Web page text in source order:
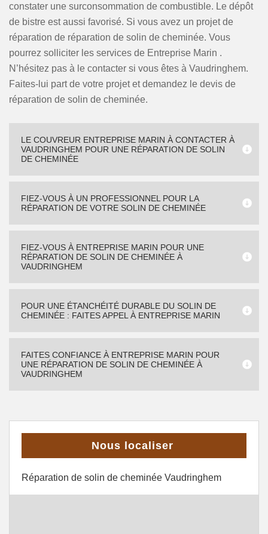
constater une surconsommation de combustible. Le dépôt
de bistre est aussi favorisé. Si vous avez un projet de
réparation de réparation de solin de cheminée. Vous
pourrez solliciter les services de Entreprise Marin .
N’hésitez pas à le contacter si vous êtes à Vaudringhem.
Faites-lui part de votre projet et demandez le devis de
réparation de solin de cheminée.
LE COUVREUR ENTREPRISE MARIN À CONTACTER À
VAUDRINGHEM POUR UNE RÉPARATION DE SOLIN
DE CHEMINÉE
FIEZ-VOUS À UN PROFESSIONNEL POUR LA
RÉPARATION DE VOTRE SOLIN DE CHEMINÉE
FIEZ-VOUS À ENTREPRISE MARIN POUR UNE
RÉPARATION DE SOLIN DE CHEMINÉE À
VAUDRINGHEM
POUR UNE ÉTANCHÉITÉ DURABLE DU SOLIN DE
CHEMINÉE : FAITES APPEL À ENTREPRISE MARIN
FAITES CONFIANCE À ENTREPRISE MARIN POUR
UNE RÉPARATION DE SOLIN DE CHEMINÉE À
VAUDRINGHEM
Nous localiser
Réparation de solin de cheminée Vaudringhem